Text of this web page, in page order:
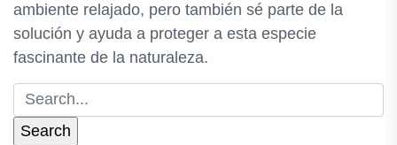
ambiente relajado, pero también sé parte de la
solución y ayuda a proteger a esta especie
fascinante de la naturaleza.